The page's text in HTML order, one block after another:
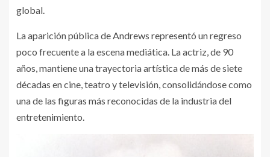
global.
La aparición pública de Andrews representó un regreso
poco frecuente a la escena mediática. La actriz, de 90
años, mantiene una trayectoria artística de más de siete
décadas en cine, teatro y televisión, consolidándose como
una de las figuras más reconocidas de la industria del
entretenimiento.